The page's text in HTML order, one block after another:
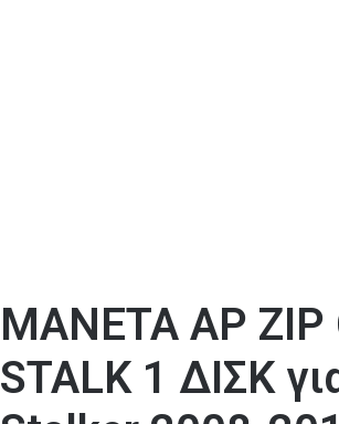
ΜΑΝΕΤΑ ΑΡ ΖΙΡ
STALK 1 ΔΙΣΚ